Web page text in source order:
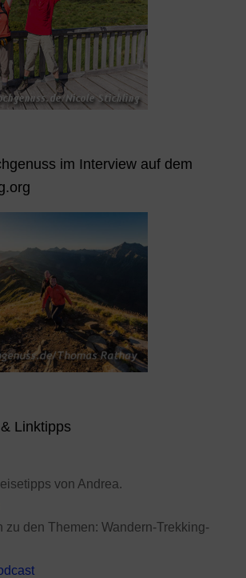
im Interview auf dem
Linktipps
von Andrea.
zu den Themen: Wandern-Trekking-